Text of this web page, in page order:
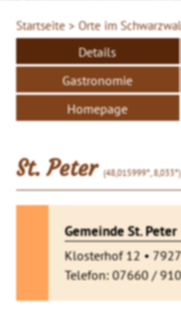
Startseite > Orte im
Details
Gastronomie
Homepage
St. Peter(48,015999°, 8,033°)
Gemeinde St. Peter
Klosterhof 12 •
Telefon: 07660 /